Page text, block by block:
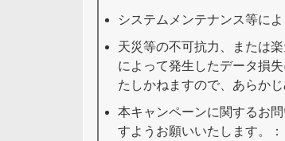
システムメンテナンス等に
天災等の不可抗力、または
によって発生したデータ損
たしかねますので、あらかじ
本キャンペーンに関するお
すようお願いいたします。：